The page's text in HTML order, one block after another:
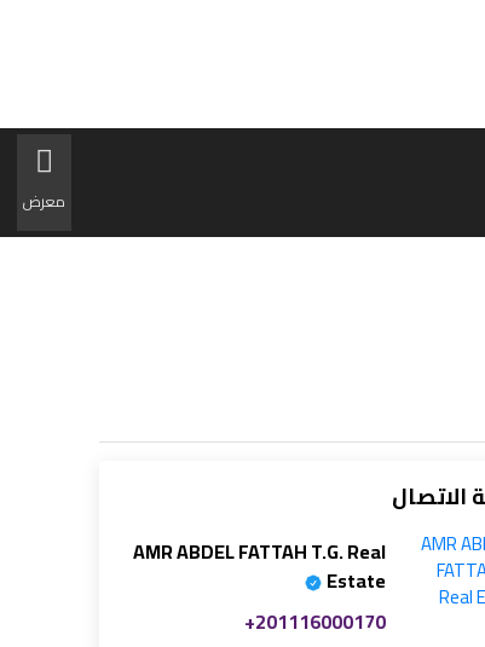
معرض
الاتصال
AMR ABDEL FATTAH T.G. Real
Estate
+201116000170